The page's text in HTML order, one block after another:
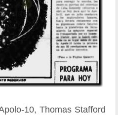
10, Thomas Stafford